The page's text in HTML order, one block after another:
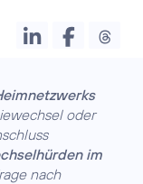
oder
im
nach